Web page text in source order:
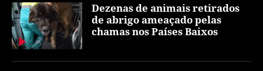
Dezenas de animais retirados
de abrigo ameaçado pelas
chamas nos Países Baixos